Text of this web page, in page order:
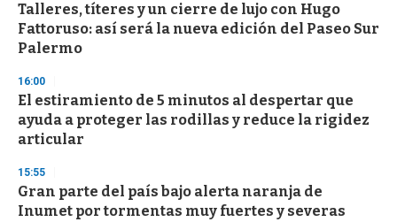
Talleres, títeres y un cierre de lujo con Hugo
Fattoruso: así será la nueva edición del Paseo Sur
Palermo
16:00
El estiramiento de 5 minutos al despertar que
ayuda a proteger las rodillas y reduce la rigidez
articular
15:55
Gran parte del país bajo alerta naranja de
Inumet por tormentas muy fuertes y severas